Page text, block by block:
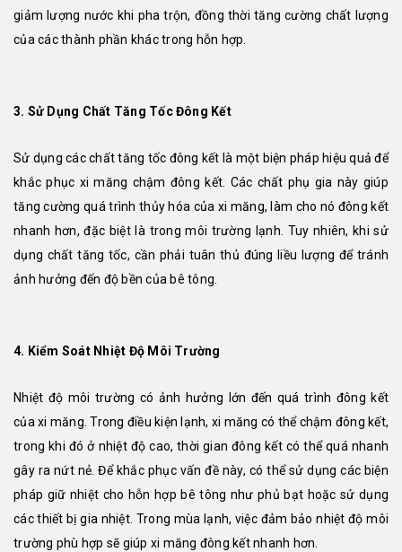
giảm lượng nước khi pha trộn, đồng thời tăng cường chất lượng
của các thành phần khác trong hỗn hợp.
3. Sử Dụng Chất Tăng Tốc Đông Kết
Sử dụng các chất tăng tốc đông kết là một biện pháp hiệu quả để
khắc phục xi măng chậm đông kết. Các chất phụ gia này giúp
tăng cường quá trình thủy hóa của xi măng, làm cho nó đông kết
nhanh hơn, đặc biệt là trong môi trường lạnh. Tuy nhiên, khi sử
dụng chất tăng tốc, cần phải tuân thủ đúng liều lượng để tránh
ảnh hưởng đến độ bền của bê tông.
4. Kiểm Soát Nhiệt Độ Môi Trường
Nhiệt độ môi trường có ảnh hưởng lớn đến quá trình đông kết
của xi măng. Trong điều kiện lạnh, xi măng có thể chậm đông kết,
trong khi đó ở nhiệt độ cao, thời gian đông kết có thể quá nhanh
gây ra nứt nẻ. Để khắc phục vấn đề này, có thể sử dụng các biện
pháp giữ nhiệt cho hỗn hợp bê tông như phủ bạt hoặc sử dụng
các thiết bị gia nhiệt. Trong mùa lạnh, việc đảm bảo nhiệt độ môi
trường phù hợp sẽ giúp xi măng đông kết nhanh hơn.